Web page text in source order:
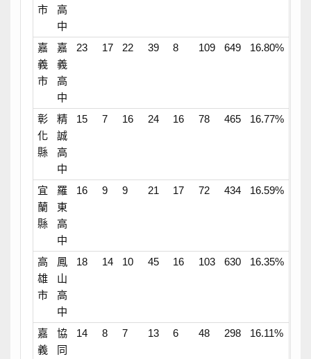
市
高
中
嘉
義
市
嘉
義
高
中
23 17 22 39 8 109 649 16.80%
彰
化
縣
精
誠
高
中
15 7 16 24 16 78 465 16.77%
宜
蘭
縣
羅
東
高
中
16 9 9 21 17 72 434 16.59%
高
雄
市
鳳
山
高
中
18 14 10 45 16 103 630 16.35%
嘉
義
協
同
14 8 7 13 6 48 298 16.11%